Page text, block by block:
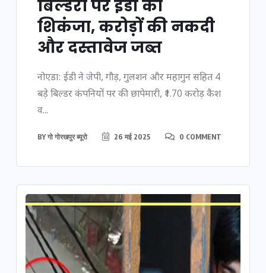
बिल्डरों पर ईडी का
शिकंजा, करोड़ों की नकदी
और दस्तावेज जब्त
नोएडा: ईडी ने जेपी, गौड़, गुलशन और महागुन सहित 4
बड़े बिल्डर कंपनियों पर की छापेमारी, ₹1.70 करोड़ कैश
व...
BYगो गोरखपुर ब्यूरो 26 मई 2025 0 COMMENT